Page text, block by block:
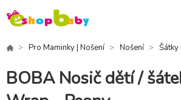
Pro Maminky | Nošení Nošení Šátky
BOBA Nosič dětí /